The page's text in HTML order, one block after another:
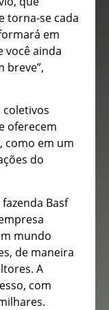
torna-se cada
em
você ainda
breve”,
coletivos
oferecem
como em um
do
Basf
mundo
de maneira
A
com